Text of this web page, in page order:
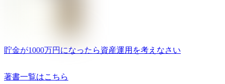
貯金が1000万円になったら資産運用を考えなさい
著書一覧はこちら